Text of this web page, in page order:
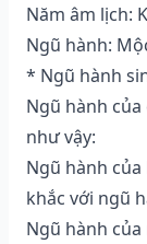
Năm âm lịch:
Ngũ hành:
* Ngũ hành
Ngũ hành của
như vậy:
Ngũ hành
khắc với ngũ
Ngũ hành